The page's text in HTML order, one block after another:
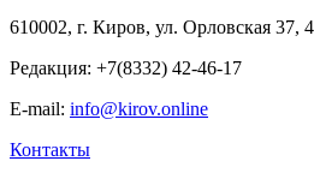
610002, г. Киров, ул. Орловская 37,
Редакция: +7(8332) 42-46-17
E-mail: info@kirov.online
Контакты